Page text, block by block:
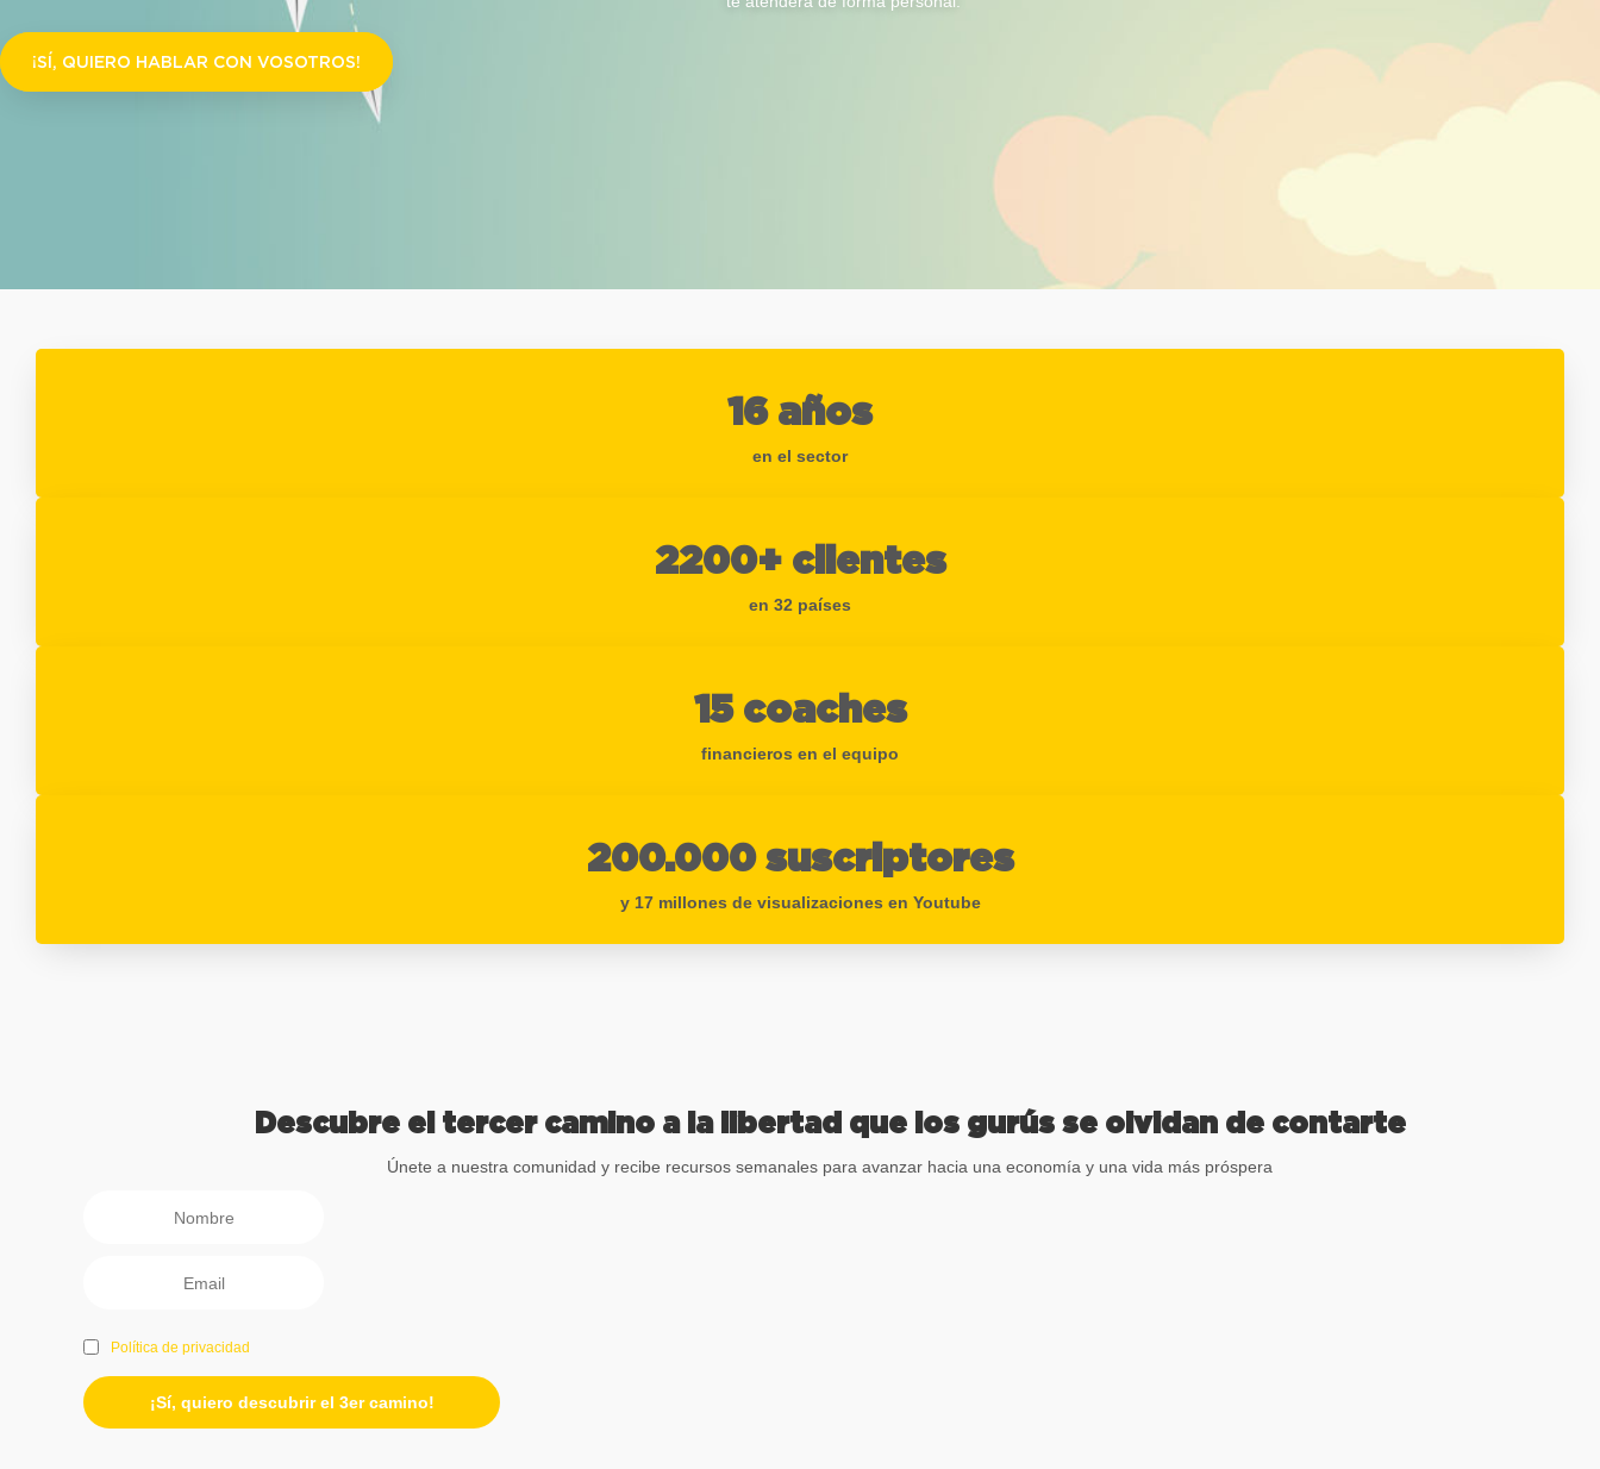
¡SÍ, QUIERO HABLAR CON VOSOTROS!
16 años
en el sector
2200+ clientes
en 32 países
15 coaches
financieros en el equipo
200.000 suscriptores
y 17 millones de visualizaciones en Youtube
Descubre el tercer camino a la libertad que los gurús se olvidan de contarte
Únete a nuestra comunidad y recibe recursos semanales para avanzar hacia una economía y una vida más próspera
Política de privacidad
¡Sí, quiero descubrir el 3er camino!